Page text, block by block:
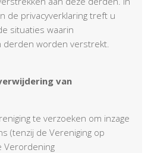
de privacyverklaring treft u
situaties waarin
derden worden verstrekt.
van
te verzoeken om inzage
(tenzij de Vereniging op
Verordening